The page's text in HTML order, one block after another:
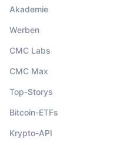
Akademie
Werben
CMC Labs
CMC Max
Top-Storys
Bitcoin-ETFs
Krypto-API